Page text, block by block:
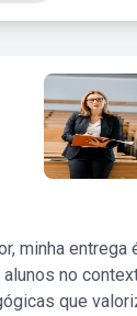
minha entrega
no
que